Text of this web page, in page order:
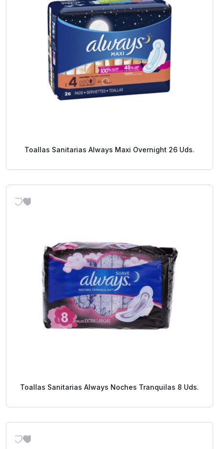
Toallas Sanitarias Always Maxi Overnight 26 Uds.
Toallas Sanitarias Always Noches Tranquilas 8 Uds.